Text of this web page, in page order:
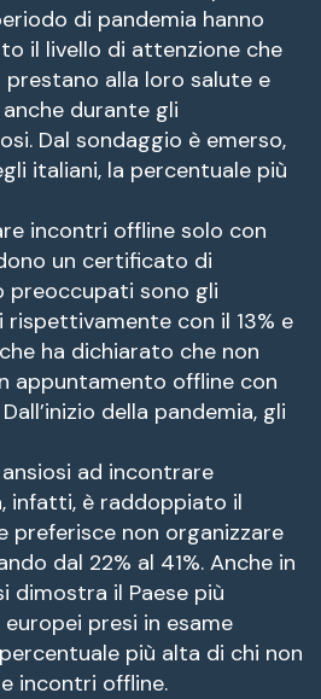
di pandemia hanno
il livello di attenzione che
alla loro salute e
durante gli
Dal sondaggio è emerso,
italiani, la percentuale più
incontri offline solo con
un certificato di
preoccupati sono gli
rispettivamente con il 13% e
ha dichiarato che non
appuntamento offline con
della pandemia, gli
ad incontrare
infatti, è raddoppiato il
preferisce non organizzare
dal 22% al 41%. Anche in
dimostra il Paese più
presi in esame
più alta di chi non
incontri offline.